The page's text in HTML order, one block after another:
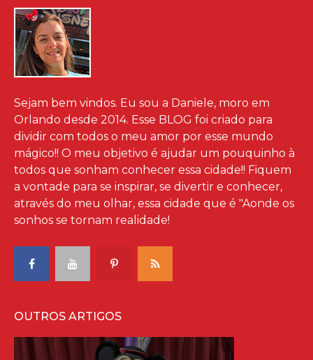
Sejam bem vindos. Eu sou a Daniele, moro em
Orlando desde 2014. Esse BLOG foi criado para
dividir com todos o meu amor por esse mundo
mágico!! O meu objetivo é ajudar um pouquinho à
todos que sonham conhecer essa cidade!! Fiquem
a vontade para se inspirar, se divertir e conhecer,
através do meu olhar, essa cidade que é "Aonde os
sonhos se tornam realidade!
OUTROS ARTIGOS